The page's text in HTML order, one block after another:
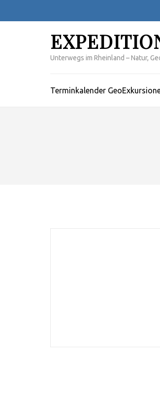
Unterwegs im Rheinland – Natur,
Terminkalender